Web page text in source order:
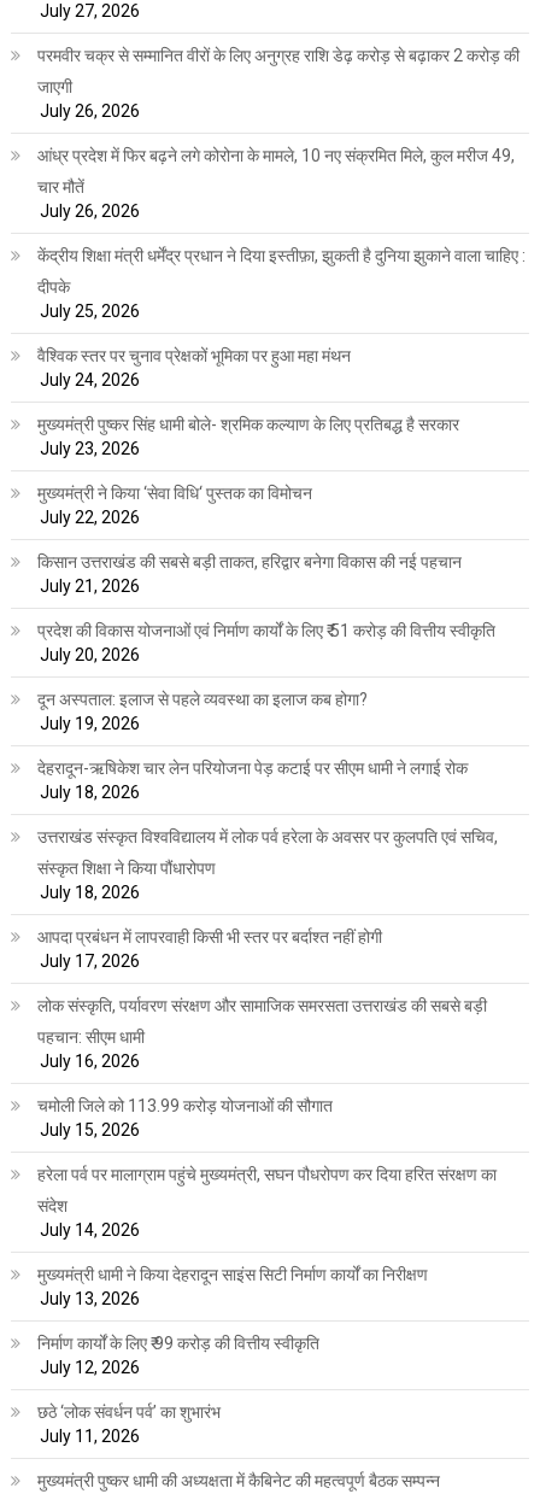
July 27, 2026
परमवीर चक्र से सम्मानित वीरों के लिए अनुग्रह राशि डेढ़ करोड़ से बढ़ाकर 2 करोड़ की
जाएगी
July 26, 2026
आंध्र प्रदेश में फिर बढ़ने लगे कोरोना के मामले, 10 नए संक्रमित मिले, कुल मरीज 49,
चार मौतें
July 26, 2026
केंद्रीय शिक्षा मंत्री धर्मेंद्र प्रधान ने दिया इस्तीफ़ा, झुकती है दुनिया झुकाने वाला चाहिए :
दीपके
July 25, 2026
वैश्विक स्तर पर चुनाव प्रेक्षकों भूमिका पर हुआ महा मंथन
July 24, 2026
मुख्यमंत्री पुष्कर सिंह धामी बोले- श्रमिक कल्याण के लिए प्रतिबद्ध है सरकार
July 23, 2026
मुख्यमंत्री ने किया ‘सेवा विधि‘ पुस्तक का विमोचन
July 22, 2026
किसान उत्तराखंड की सबसे बड़ी ताकत, हरिद्वार बनेगा विकास की नई पहचान
July 21, 2026
प्रदेश की विकास योजनाओं एवं निर्माण कार्यों के लिए ₹ 51 करोड़ की वित्तीय स्वीकृति
July 20, 2026
दून अस्पताल: इलाज से पहले व्यवस्था का इलाज कब होगा?
July 19, 2026
देहरादून-ऋषिकेश चार लेन परियोजना पेड़ कटाई पर सीएम धामी ने लगाई रोक
July 18, 2026
उत्तराखंड संस्कृत विश्वविद्यालय में लोक पर्व हरेला के अवसर पर कुलपति एवं सचिव,
संस्कृत शिक्षा ने किया पौंधारोपण
July 18, 2026
आपदा प्रबंधन में लापरवाही किसी भी स्तर पर बर्दाश्त नहीं होगी
July 17, 2026
लोक संस्कृति, पर्यावरण संरक्षण और सामाजिक समरसता उत्तराखंड की सबसे बड़ी
पहचान: सीएम धामी
July 16, 2026
चमोली जिले को 113.99 करोड़ योजनाओं की सौगात
July 15, 2026
हरेला पर्व पर मालाग्राम पहुंचे मुख्यमंत्री, सघन पौधरोपण कर दिया हरित संरक्षण का
संदेश
July 14, 2026
मुख्यमंत्री धामी ने किया देहरादून साइंस सिटी निर्माण कार्यों का निरीक्षण
July 13, 2026
निर्माण कार्यों के लिए ₹ 99 करोड़ की वित्तीय स्वीकृति
July 12, 2026
छठे ‘लोक संवर्धन पर्व’ का शुभारंभ
July 11, 2026
मुख्यमंत्री पुष्कर धामी की अध्यक्षता में कैबिनेट की महत्वपूर्ण बैठक सम्पन्न